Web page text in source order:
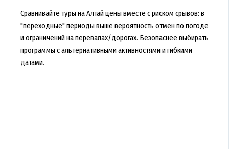
Сравнивайте туры на Алтай ценывместе с риском срывов: в
"переходные" периоды выше вероятность отмен по погоде
и ограничений на перевалах/дорогах. Безопаснее выбирать
программы с альтернативными активностями и гибкими
датами.